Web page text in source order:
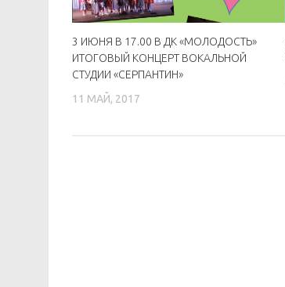
3 ИЮНЯ В 17.00 В ДК «МОЛОДОСТЬ»
ИТОГОВЫЙ КОНЦЕРТ ВОКАЛЬНОЙ
СТУДИИ «СЕРПАНТИН»
11 МАЙ, 2017